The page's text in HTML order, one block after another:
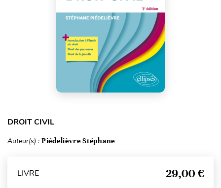
DROIT CIVIL
Auteur(s) : Piédelièvre Stéphane
LIVRE 29,00 €